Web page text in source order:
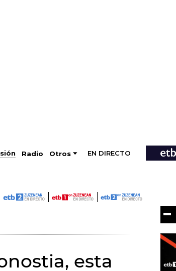
Radio Otros EN DIRECTO
esta